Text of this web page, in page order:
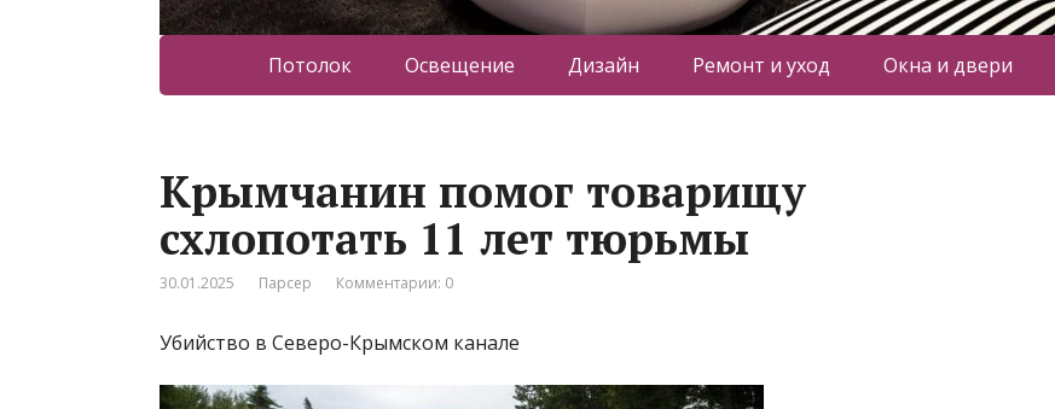
Потолок Освещение Дизайн Ремонт и уход Окна и двери
Крымчанин помог товарищу
схлопотать 11 лет тюрьмы
30.01.2025 Парсер Комментарии: 0
Убийство в Северо-Крымском канале